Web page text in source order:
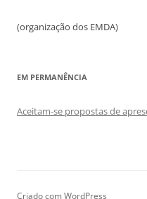
(organização dos EMDA)
EM PERMANÊNCIA
Aceitam-se propostas de
Criado com WordPress